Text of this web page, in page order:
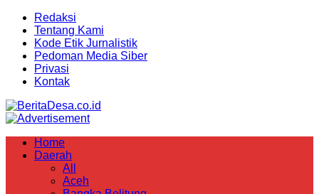
Redaksi
Tentang Kami
Kode Etik Jurnalistik
Pedoman Media Siber
Privasi
Kontak
Home
Daerah
All
Aceh